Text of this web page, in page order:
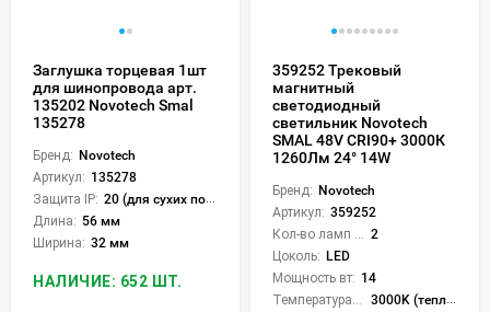
Заглушка торцевая 1шт
для шинопровода арт.
135202 Novotech Smal
135278
Бренд: Novotech
Артикул: 135278
Защита IP: 20 (для сухих пом.)
Длина: 56 мм
Ширина: 32 мм
НАЛИЧИЕ: 652 ШТ.
359252 Трековый
магнитный
светодиодный
светильник Novotech
SMAL 48V CRI90+ 3000К
1260Лм 24° 14W
Бренд: Novotech
Артикул: 359252
2
Цоколь: LED
Мощность вт: 14
3000K (теплый)